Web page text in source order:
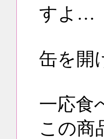
すよ…
缶を開
一応食
この商